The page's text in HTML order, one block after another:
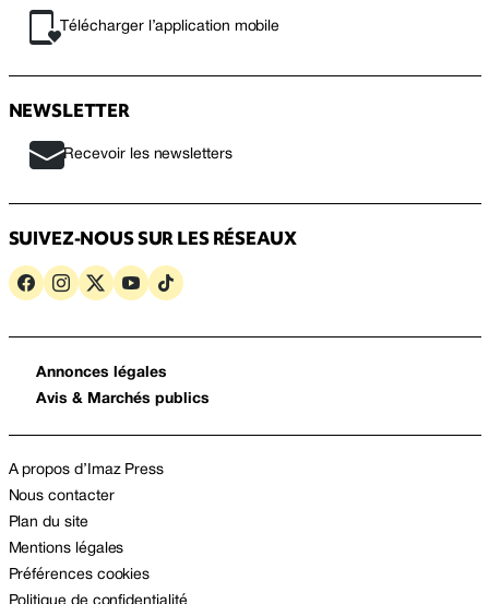
Télécharger l’application mobile
NEWSLETTER
Recevoir les newsletters
SUIVEZ-NOUS SUR LES RÉSEAUX
Annonces légales
Avis & Marchés publics
A propos d’Imaz Press
Nous contacter
Plan du site
Mentions légales
Préférences cookies
Politique de confidentialité